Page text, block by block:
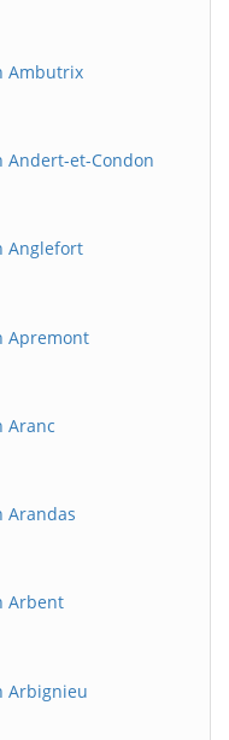
Ambutrix
et-Condon
Anglefort
Apremont
Aranc
Arandas
Arbent
Arbignieu